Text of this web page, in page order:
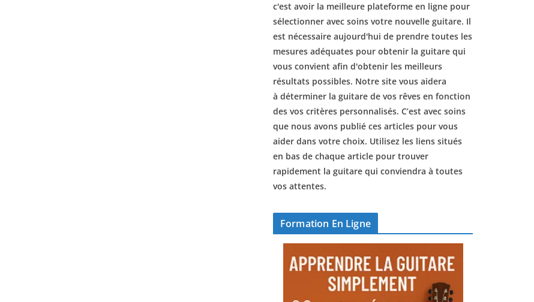
c'est avoir la meilleure plateforme en ligne pour
sélectionner avec soins votre nouvelle guitare. Il
est nécessaire aujourd'hui de prendre toutes les
mesures adéquates pour obtenir la guitare qui
vous convient afin d'obtenir les meilleurs
résultats possibles. Notre site vous aidera
à déterminer la guitare de vos rêves en fonction
des vos critères personnalisés. C’est avec soins
que nous avons publié ces articles pour vous
aider dans votre choix. Utilisez les liens situés
en bas de chaque article pour trouver
rapidement la guitare qui conviendra à toutes
vos attentes.
Formation En Ligne